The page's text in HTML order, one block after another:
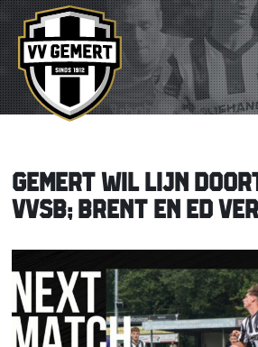
GEMERT WIL LIJN
VVSB; BRENT EN ED